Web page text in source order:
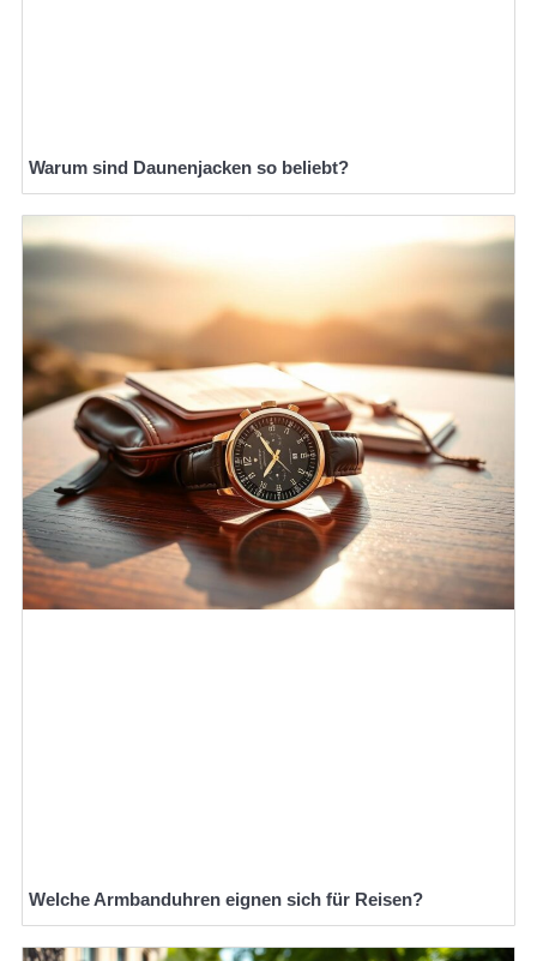
Warum sind Daunenjacken so beliebt?
Welche Armbanduhren eignen sich für Reisen?